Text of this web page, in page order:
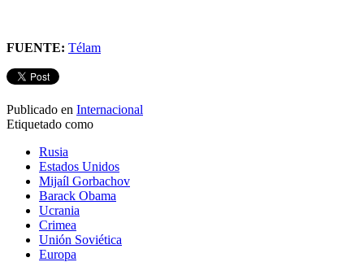
FUENTE: Télam
Publicado en Internacional
Etiquetado como
Rusia
Estados Unidos
Mijaíl Gorbachov
Barack Obama
Ucrania
Crimea
Unión Soviética
Europa